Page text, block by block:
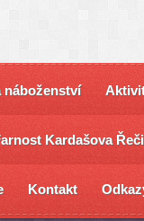
náboženství
Kardašova
Kontakt